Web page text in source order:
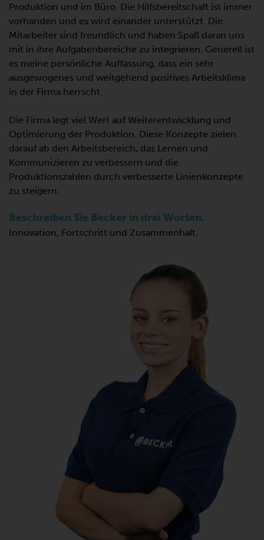
Produktion und im Büro. Die Hilfsbereitschaft ist immer
vorhanden und es wird einander unterstützt. Die
Mitarbeiter sind freundlich und haben Spaß daran uns
mit in ihre Aufgabenbereiche zu integrieren. Generell ist
es meine persönliche Auffassung, dass ein sehr
ausgewogenes und weitgehend positives Arbeitsklima
in der Firma herrscht.
Die Firma legt viel Wert auf Weiterentwicklung und
Optimierung der Produktion. Diese Konzepte zielen
darauf ab den Arbeitsbereich, das Lernen und
Kommunizieren zu verbessern und die
Produktionszahlen durch verbesserte Linienkonzepte
zu steigern.
Beschreiben Sie Becker in drei Worten.
Innovation, Fortschritt und Zusammenhalt.